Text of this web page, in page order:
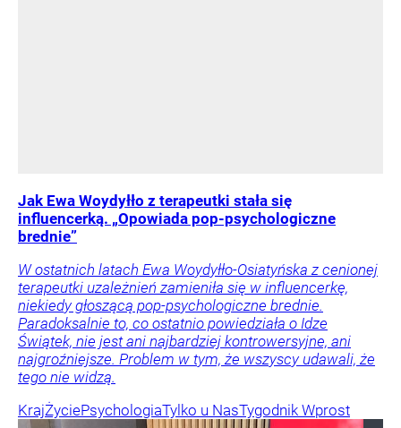
Jak Ewa Woydyłło z terapeutki stała się
influencerką. „Opowiada pop-psychologiczne
brednie”
W ostatnich latach Ewa Woydyłło-Osiatyńska z cenionej
terapeutki uzależnień zamieniła się w influencerkę,
niekiedy głoszącą pop-psychologiczne brednie.
Paradoksalnie to, co ostatnio powiedziała o Idze
Świątek, nie jest ani najbardziej kontrowersyjne, ani
najgroźniejsze. Problem w tym, że wszyscy udawali, że
tego nie widzą.
KrajŻyciePsychologiaTylko u NasTygodnik Wprost